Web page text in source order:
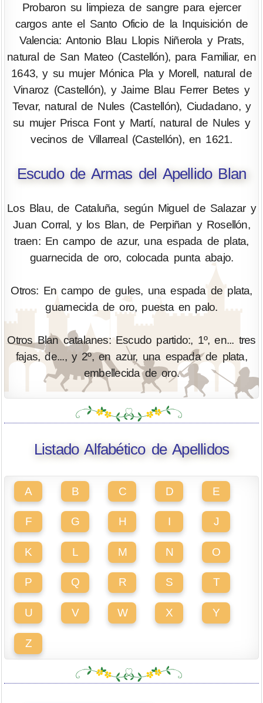
Probaron su limpieza de sangre para ejercer
cargos ante el Santo Oficio de la Inquisición de
Valencia: Antonio Blau Llopis Niñerola y Prats,
natural de San Mateo (Castellón), para Familiar, en
1643, y su mujer Mónica Pla y Morell, natural de
Vinaroz (Castellón), y Jaime Blau Ferrer Betes y
Tevar, natural de Nules (Castellón), Ciudadano, y
su mujer Prisca Font y Martí, natural de Nules y
vecinos de Villarreal (Castellón), en 1621.
Escudo de Armas del Apellido Blan
Los Blau, de Cataluña, según Miguel de Salazar y
Juan Corral, y los Blan, de Perpiñan y Rosellón,
traen: En campo de azur, una espada de plata,
guarnecida de oro, colocada punta abajo.
Otros: En campo de gules, una espada de plata,
guarnecida de oro, puesta en palo.
Otros Blan catalanes: Escudo partido:, 1º, en... tres
fajas, de..., y 2º, en azur, una espada de plata,
embellecida de oro.
Listado Alfabético de Apellidos
A B C D E
F G H I J
K L M N O
P Q R S T
U V W X Y
Z